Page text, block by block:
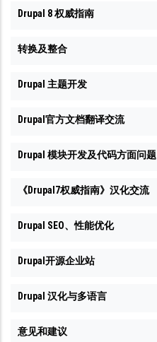
Drupal 8 权威指南
转换及整合
Drupal 主题开发
Drupal官方文档翻译交流
Drupal 模块开发及代码方面问题
《Drupal7权威指南》汉化交流
Drupal SEO、性能优化
Drupal开源企业站
Drupal 汉化与多语言
意见和建议